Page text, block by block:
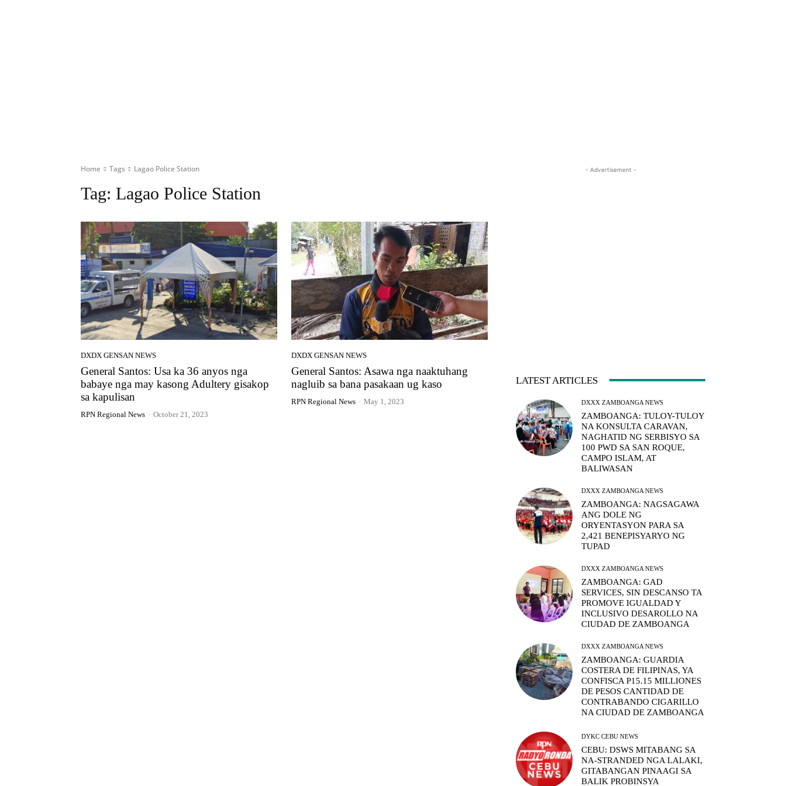
Home Tags Lagao Police Station
Tag: Lagao Police Station
DXDX GENSAN NEWS
General Santos: Usa ka 36 anyos nga
babaye nga may kasong Adultery gisakop
sa kapulisan
RPN Regional News - October 21, 2023
DXDX GENSAN NEWS
General Santos: Asawa nga naaktuhang
nagluib sa bana pasakaan ug kaso
RPN Regional News - May 1, 2023
- Advertisement -
LATEST ARTICLES
DXXX ZAMBOANGA NEWS
ZAMBOANGA: TULOY-TULOY
NA KONSULTA CARAVAN,
NAGHATID NG SERBISYO SA
100 PWD SA SAN ROQUE,
CAMPO ISLAM, AT
BALIWASAN
DXXX ZAMBOANGA NEWS
ZAMBOANGA: NAGSAGAWA
ANG DOLE NG
ORYENTASYON PARA SA
2,421 BENEPISYARYO NG
TUPAD
DXXX ZAMBOANGA NEWS
ZAMBOANGA: GAD
SERVICES, SIN DESCANSO TA
PROMOVE IGUALDAD Y
INCLUSIVO DESAROLLO NA
CIUDAD DE ZAMBOANGA
DXXX ZAMBOANGA NEWS
ZAMBOANGA: GUARDIA
COSTERA DE FILIPINAS, YA
CONFISCA P15.15 MILLIONES
DE PESOS CANTIDAD DE
CONTRABANDO CIGARILLO
NA CIUDAD DE ZAMBOANGA
DYKC CEBU NEWS
CEBU: DSWS MITABANG SA
NA-STRANDED NGA LALAKI,
GITABANGAN PINAAGI SA
BALIK PROBINSYA